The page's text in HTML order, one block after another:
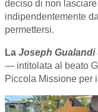
deciso di non
indipendentemente
permettersi.
La Joseph Gualandi
— intitolata al beato
Piccola Missione